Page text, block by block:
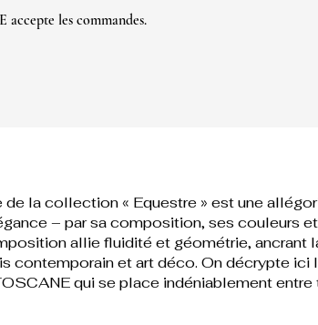
les commandes.
la collection « Equestre » est une
– par sa composition, ses couleurs
allie fluidité et géométrie, ancrant
contemporain et art déco. On décrypte ici
qui se place indéniablement